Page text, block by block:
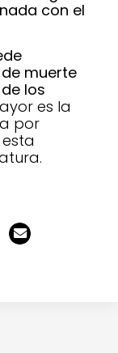
con el
muerte
los
es la
por